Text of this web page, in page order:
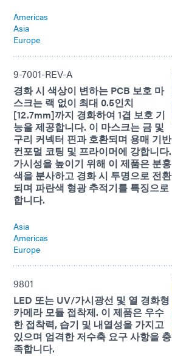
Americas
Asia
Europe
9-7001-REV-A
경화 시 색상이 변하는 PCB 보호 마
스크는 랙 없이 최대 0.5인치
[12.7mm]까지 경화하여 1겹 보호 기
능을 제공합니다. 이 마스크는 금 및
구리 커넥터 핀과 호환되며 용매 기반
컨포멀 코팅 및 프라이머에 강합니다.
가시성을 높이기 위해 이 제품은 분홍
색을 분사하고 경화 시 투명으로 전환
되며 파란색 형광 추적기를 특징으로
합니다.
Asia
Americas
Europe
9801
LED 또는 UV/가시광선 및 열 경화형
카메라 모듈 접착제. 이 제품은 우수
한 접착력, 습기 및 내열성을 가지고
있으며 엄격한 저수축 요구 사항을 충
족합니다.